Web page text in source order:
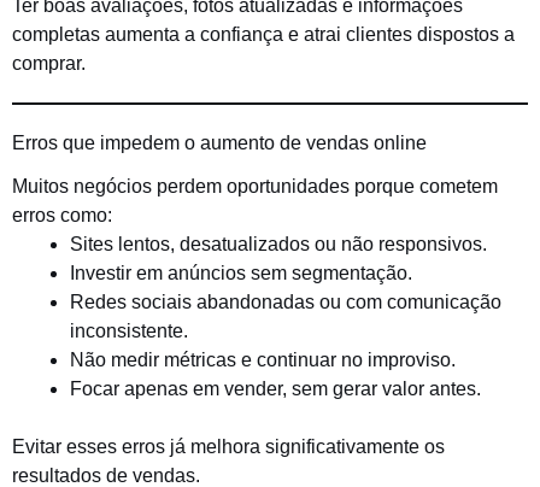
Ter boas avaliações, fotos atualizadas e informações
completas aumenta a confiança e atrai clientes dispostos a
comprar.
Erros que impedem o aumento de vendas online
Muitos negócios perdem oportunidades porque cometem
erros como:
Sites lentos, desatualizados ou não responsivos.
Investir em anúncios sem segmentação.
Redes sociais abandonadas ou com comunicação
inconsistente.
Não medir métricas e continuar no improviso.
Focar apenas em vender, sem gerar valor antes.
Evitar esses erros já melhora significativamente os
resultados de vendas.